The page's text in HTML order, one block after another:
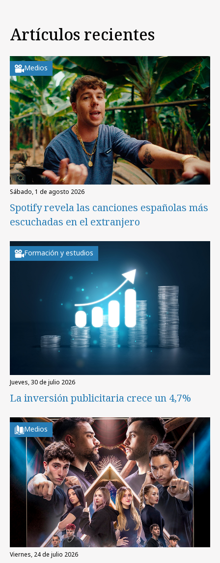
Artículos recientes
Medios
sábado, 1 de agosto 2026
Spotify revela las canciones españolas más
escuchadas en el extranjero
Formación y estudios
jueves, 30 de julio 2026
La inversión publicitaria crece un 4,7%
Medios
viernes, 24 de julio 2026